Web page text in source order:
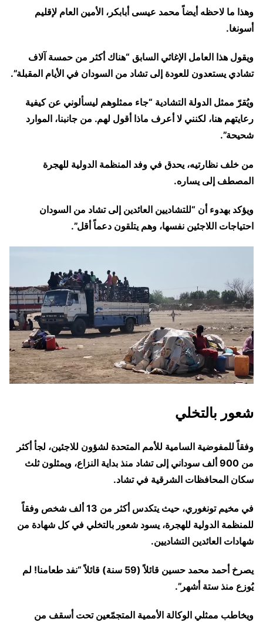
وهذا ما لاحظه أيضاً محمد عيسى أبابكر، الأمين العام لإقليم
أسونغا.
ويقول هذا العامل الإغاثي السابق “هناك أكثر من حمسة آلاف
تشادي يستعدون للعودة إلى تشاد من السودان في الأيام المقبلة”.
ويُقرّ ممثل الدولة التشادية “جاء ممثلوهم ليسألوني عن كيفية
رعايتهم هنا، لكنني لا أعرف ماذا أقول لهم. من جانبنا، الموارد
شحيحة”.
من خلف نظارتيه، يحدق في وفد المنظمة الدولية للهجرة
المصطف إلى يساره.
ويؤكد بهدوء أن “للتشاديين العائدين إلى تشاد من السودان
احتياجات اللاجئين نفسها، وهم يتلقون دعماً أقل”.
شعور بالتخلي
وفقاً للمفوضية السامية للأمم المتحدة لشؤون للاجئين، لجأ أكثر
من 900 ألف سوداني إلى تشاد منذ بداية النزاع، ويمثلون ثلث
سكان المحافظات الشرقية في تشاد.
في مخيم تونغوري، حيث يتكدس أكثر من 13 ألف شخص وفقاً
للمنظمة الدولية للهجرة، يسود شعور بالتخلي في كل شهادة من
شهادات العائدين التشاديين.
يصرخ أحمد محمد حسين قائلاً (59 سنة) قائلاً “نفد طعامنا! لم
يُوزع منذ ستة أشهر”.
ويخاطب ممثلي الوكالة الأممية المتجمّعين تحت أسقف من